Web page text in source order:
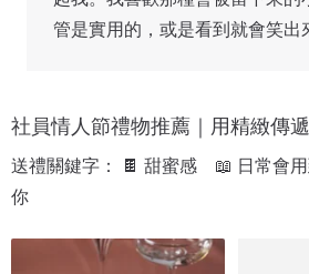
管是實用的，或是看到就會笑出
社員情人節禮物推薦｜用精緻傳
送禮關鍵字： 🍫 甜蜜感　📖 日常會
你